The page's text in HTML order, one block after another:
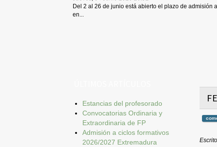
Del 2 al 26 de junio está abierto el plazo de admisión
en...
Estancias del profesorado
Convocatorias Ordinaria y
Extraordinaria de FP
Admisión a ciclos formativos
2026/2027 Extremadura